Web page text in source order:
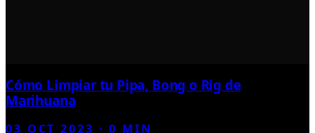
Cómo Limpiar tu Pipa, Bong o Rig de
Marihuana
03 OCT 2023 ·0 MIN